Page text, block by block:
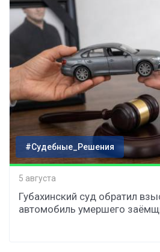
#Судебные_Решения
5 августа
Губахинский суд обратил
автомобиль умершего